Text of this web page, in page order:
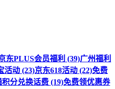
东PLUS会员福利 (39)广州福利
活动 (23)京东618活动 (22)免费
积分兑换话费 (19)免费领优惠券